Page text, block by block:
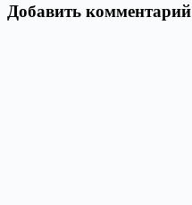
Добавить комментарий